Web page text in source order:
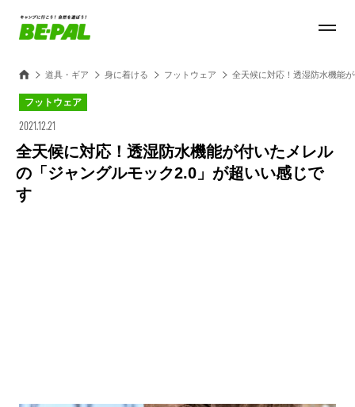
道具・ギア 身に着ける フットウェア 全天候に対応！透湿防水機能
フットウェア
2021.12.21
全天候に対応！透湿防水機能が付いたメレル
の「ジャングルモック2.0」が超いい感じで
す